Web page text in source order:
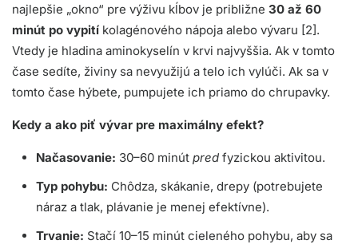
najlepšie „okno“ pre výživu kĺbov je približne 30 až 60
minút po vypití kolagénového nápoja alebo vývaru [2].
Vtedy je hladina aminokyselín v krvi najvyššia. Ak v tomto
čase sedíte, živiny sa nevyužijú a telo ich vylúči. Ak sa v
tomto čase hýbete, pumpujete ich priamo do chrupavky.
Kedy a ako piť vývar pre maximálny efekt?
Načasovanie: 30–60 minút pred fyzickou aktivitou.
Typ pohybu: Chôdza, skákanie, drepy (potrebujete
náraz a tlak, plávanie je menej efektívne).
Trvanie: Stačí 10–15 minút cieleného pohybu, aby sa